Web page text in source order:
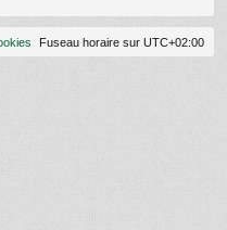
Fuseau horaire sur UTC+02:00